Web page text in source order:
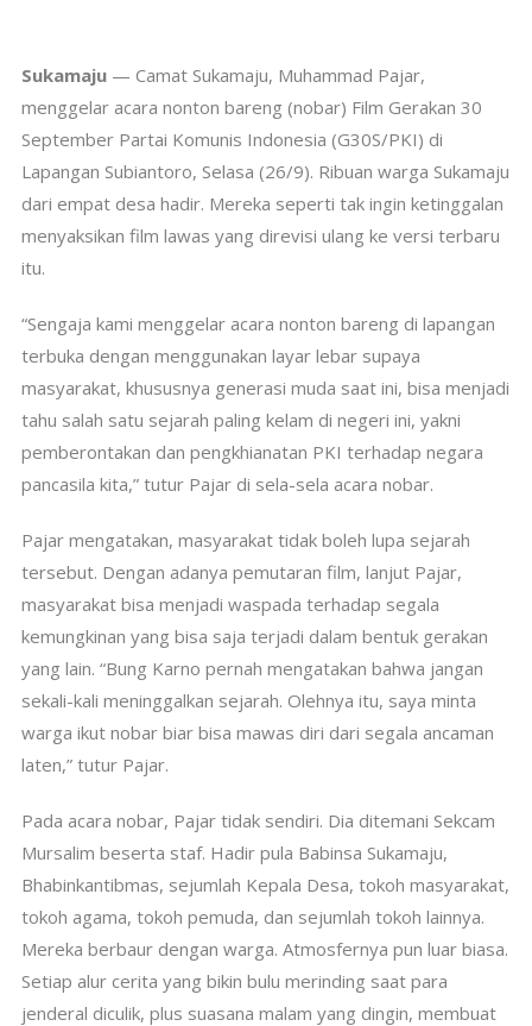
Sukamaju— Camat Sukamaju, Muhammad Pajar,
menggelar acara nonton bareng (nobar) Film Gerakan 30
September Partai Komunis Indonesia (G30S/PKI) di
Lapangan Subiantoro, Selasa (26/9). Ribuan warga Sukamaju
dari empat desa hadir. Mereka seperti tak ingin ketinggalan
menyaksikan film lawas yang direvisi ulang ke versi terbaru
itu.
“Sengaja kami menggelar acara nonton bareng di lapangan
terbuka dengan menggunakan layar lebar supaya
masyarakat, khususnya generasi muda saat ini, bisa menjadi
tahu salah satu sejarah paling kelam di negeri ini, yakni
pemberontakan dan pengkhianatan PKI terhadap negara
pancasila kita,” tutur Pajar di sela-sela acara nobar.
Pajar mengatakan, masyarakat tidak boleh lupa sejarah
tersebut. Dengan adanya pemutaran film, lanjut Pajar,
masyarakat bisa menjadi waspada terhadap segala
kemungkinan yang bisa saja terjadi dalam bentuk gerakan
yang lain. “Bung Karno pernah mengatakan bahwa jangan
sekali-kali meninggalkan sejarah. Olehnya itu, saya minta
warga ikut nobar biar bisa mawas diri dari segala ancaman
laten,” tutur Pajar.
Pada acara nobar, Pajar tidak sendiri. Dia ditemani Sekcam
Mursalim beserta staf. Hadir pula Babinsa Sukamaju,
Bhabinkantibmas, sejumlah Kepala Desa, tokoh masyarakat,
tokoh agama, tokoh pemuda, dan sejumlah tokoh lainnya.
Mereka berbaur dengan warga. Atmosfernya pun luar biasa.
Setiap alur cerita yang bikin bulu merinding saat para
jenderal diculik, plus suasana malam yang dingin, membuat